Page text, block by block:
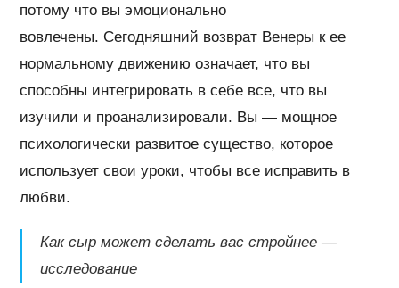
потому что вы эмоционально
вовлечены. Сегодняшний возврат Венеры к ее
нормальному движению означает, что вы
способны интегрировать в себе все, что вы
изучили и проанализировали. Вы — мощное
психологически развитое существо, которое
использует свои уроки, чтобы все исправить в
любви.
Как сыр может сделать вас стройнее —
исследование